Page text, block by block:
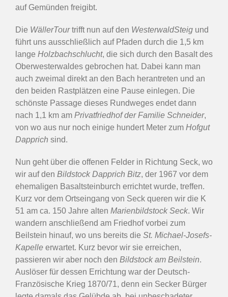
auf Gemünden freigibt.
Die WällerTourtrifft nun auf den WesterwaldSteig und
führt uns ausschließlich auf Pfaden durch die 1,5 km
lange Holzbachschlucht, die sich durch den Basalt des
Oberwesterwaldes gebrochen hat. Dabei kann man
auch zweimal direkt an den Bach herantreten und an
den beiden Rastplätzen eine Pause einlegen. Die
schönste Passage dieses Rundweges endet dann
nach 1,1 km am Privatfriedhof der Familie Schneider,
von wo aus nur noch einige hundert Meter zum Hofgut
Dapprich sind.
Nun geht über die offenen Felder in Richtung Seck, wo
wir auf den Bildstock Dapprich Bitz, der 1967 vor dem
ehemaligen Basaltsteinburch errichtet wurde, treffen.
Kurz vor dem Ortseingang von Seck queren wir die K
51 am ca. 150 Jahre alten Marienbildstock Seck. Wir
wandern anschließend am Friedhof vorbei zum
Beilstein hinauf, wo uns bereits die St. Michael-Josefs-
Kapelle erwartet. Kurz bevor wir sie erreichen,
passieren wir aber noch den Bildstock am Beilstein.
Auslöser für dessen Errichtung war der Deutsch-
Französische Krieg 1870/71, denn ein Secker Bürger